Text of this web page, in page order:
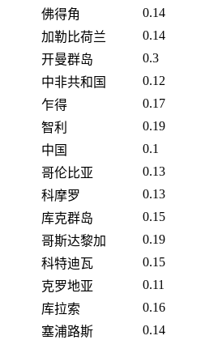
佛得角
0.14
加勒比荷兰
0.14
开曼群岛
0.3
中非共和国
0.12
乍得
0.17
智利
0.19
中国
0.1
哥伦比亚
0.13
科摩罗
0.13
库克群岛
0.15
哥斯达黎加
0.19
科特迪瓦
0.15
克罗地亚
0.11
库拉索
0.16
塞浦路斯
0.14